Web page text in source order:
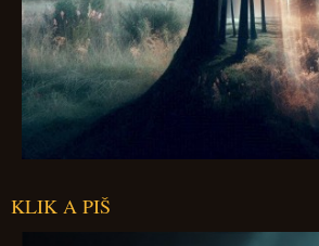
KLIK A PIŠ